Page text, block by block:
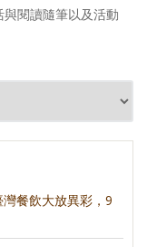
閱讀隨筆以及活動
餐飲大放異彩，9